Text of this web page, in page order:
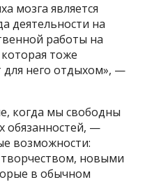
мозга является
деятельности на
работы на
тоже
для него отдыхом», —
когда мы свободны
обязанностей, —
возможности:
новыми
в обычном